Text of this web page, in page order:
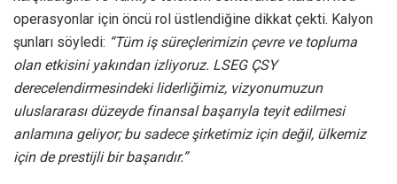
operasyonlar için öncü rol üstlendiğine dikkat çekti. Kalyon
şunları söyledi: “Tüm iş süreçlerimizin çevre ve topluma
olan etkisini yakından izliyoruz. LSEG ÇSY
derecelendirmesindeki liderliğimiz, vizyonumuzun
uluslararası düzeyde finansal başarıyla teyit edilmesi
anlamına geliyor; bu sadece şirketimiz için değil, ülkemiz
için de prestijli bir başarıdır.”